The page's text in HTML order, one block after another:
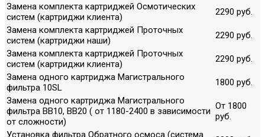
Замена комплекта картриджей Осмотических
систем (картриджи клиента)
2290 руб.
Замена комплекта картриджей Проточных
систем (картриджи наши)
2290 руб.
Замена комплекта картриджей Проточных
систем (картриджи клиента)
2290 руб.
Замена одного картриджа Магистрального
фильтра 10SL
1800 руб.
Замена одного картриджа Магистрального
фильтра ВВ10, ВВ20 ( от 1180-2400 в зависимости
от сложности)
От 1800
руб.
Установка фильтра Обратного осмоса (система